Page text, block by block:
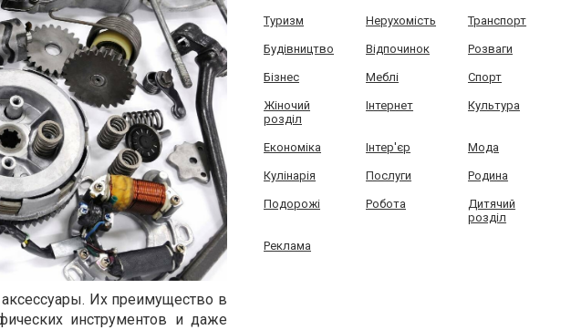
Их преимущество в
инструментов и даже
Туризм Нерухомість Транспорт
Будівництво Відпочинок Розваги
Бізнес Меблі Спорт
Жіночий
розділ
Інтернет Культура
Економіка Інтер'єр Мода
Кулінарія Послуги Родина
Подорожі Робота
Дитячий
розділ
Реклама